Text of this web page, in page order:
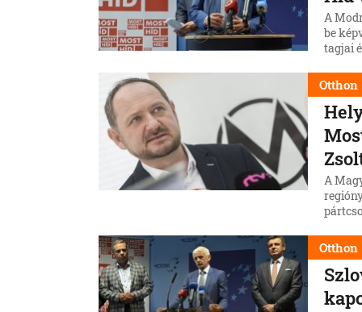
A
be
tagjai
Otthon
A
Simon
Otthon